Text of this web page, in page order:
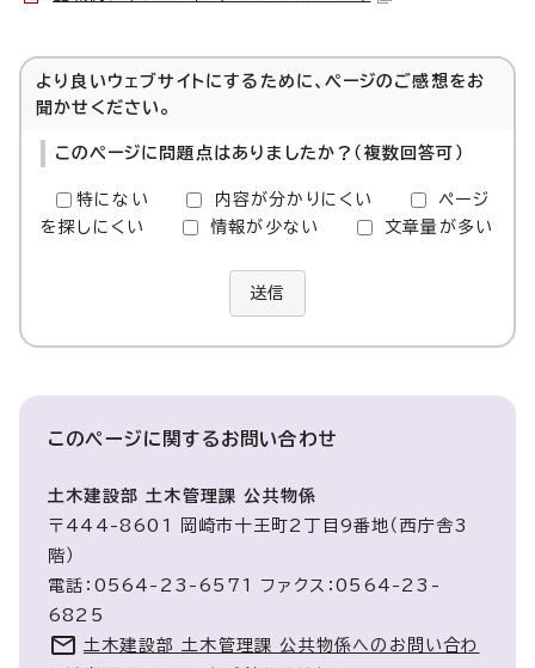
より良いウェブサイトにするために、ページのご感想をお
聞かせください。
このページに問題点はありましたか？（複数回答可）
特にない 内容が分かりにくい
ページ
を探しにくい
情報が少ない 文章量が多い
送信
このページに関するお問い合わせ
土木建設部 土木管理課 公共物係
〒444-8601 岡崎市十王町2丁目9番地（西庁舎3
階）
電話：0564-23-6571 ファクス：0564-23-
6825
土木建設部 土木管理課 公共物係へのお問い合わ